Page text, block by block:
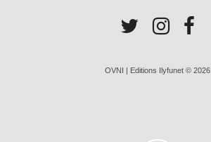
OVNI | Editions Ilyfunet © 2026